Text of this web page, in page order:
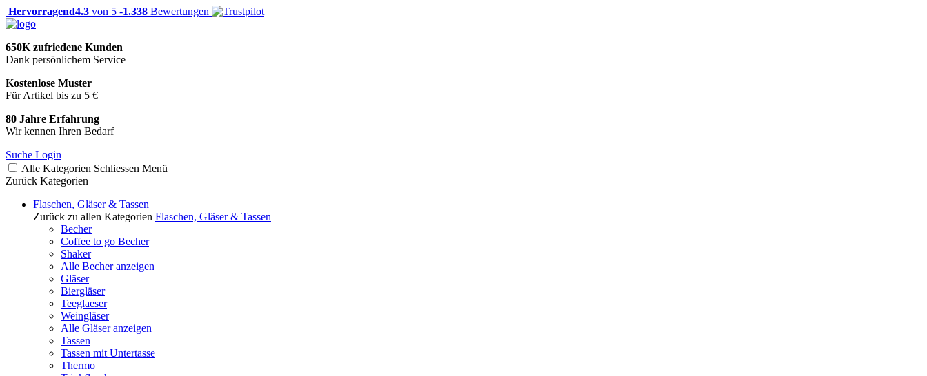
Hervorragend4.3 von 5 -1.338 Bewertungen
650K zufriedene Kunden
Dank persönlichem Service
Kostenlose Muster
Für Artikel bis zu 5 €
80 Jahre Erfahrung
Wir kennen Ihren Bedarf
Suche Login
Alle Kategorien Schliessen Menü
Zurück Kategorien
Flaschen, Gläser & Tassen
Zurück zu allen Kategorien Flaschen, Gläser & Tassen
Becher
Coffee to go Becher
Shaker
Alle Becher anzeigen
Gläser
Biergläser
Teeglaeser
Weingläser
Alle Gläser anzeigen
Tassen
Tassen mit Untertasse
Thermo